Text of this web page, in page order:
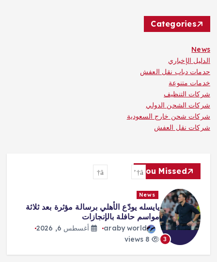
Categories
News
الدليل الإخباري
حدمات دباب نقل العفش
خدمات متنوعة
شركات التنظيف
شركات الشحن الدولي
شركات شحن خارج السعودية
شركات نقل العفش
You Missed
News
«صفقة القرن» و«الملك المصري»…
هكذا احتفت الصحافة التركية بانتقال
محمد صلاح
araby world